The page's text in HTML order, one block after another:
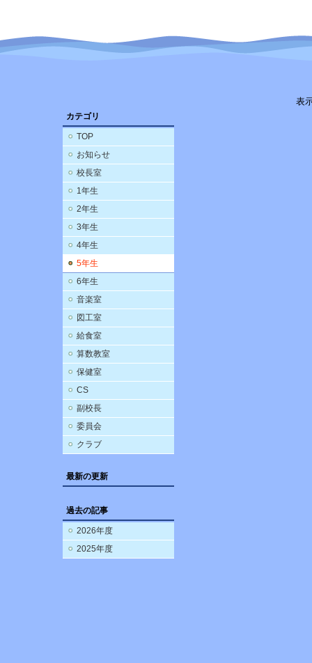
カテゴリ
TOP
お知らせ
校長室
1年生
2年生
3年生
4年生
5年生
6年生
音楽室
図工室
給食室
算数教室
保健室
CS
副校長
委員会
クラブ
最新の更新
過去の記事
2026年度
2025年度
表